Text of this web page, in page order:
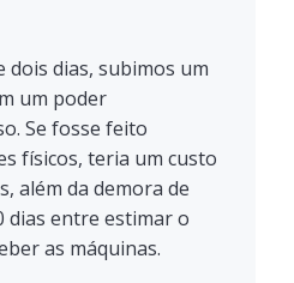
dois dias, subimos um
um poder
Se fosse feito
físicos, teria um custo
além da demora de
dias entre estimar o
as máquinas.